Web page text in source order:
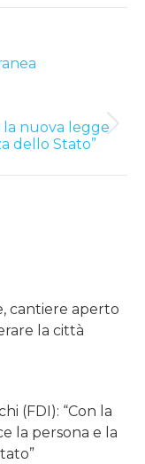
la nuova legge
dello Stato”
cantiere aperto
la città
(FDI): “Con la
la persona e la